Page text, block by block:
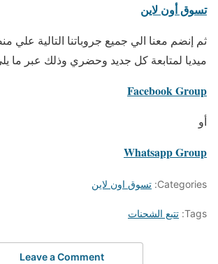
تسوق أون لاين
ثم إنضم معنا الي جميع جروباتنا التالية علي
ميديا لمتابعة كل جديد وحضري وذلك عبر ما
Facebook Group
أو
Whatsapp Group
Categories: تسوق اون لاين
Tags: تتبع الشحنات
Leave a Comment